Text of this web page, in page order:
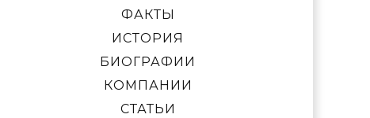
ФАКТЫ
ИСТОРИЯ
БИОГРАФИИ
КОМПАНИИ
СТАТЬИ